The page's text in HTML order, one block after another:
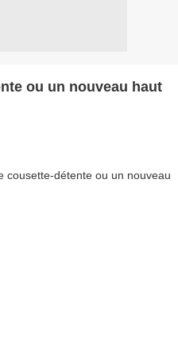
ou un nouveau haut